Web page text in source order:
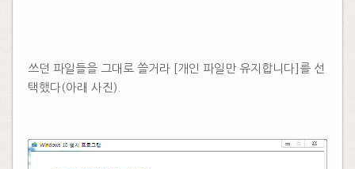
쓰던 파일들을 그대로 쓸거라 [개인 파일만 유지합니다]를 선
택했다(아래 사진).